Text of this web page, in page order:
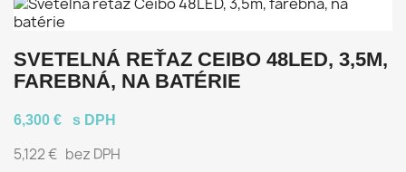
SVETELNÁ REŤAZ CEIBO 48LED, 3,5M,
FAREBNÁ, NA BATÉRIE
6,300 € s DPH
5,122 € bez DPH